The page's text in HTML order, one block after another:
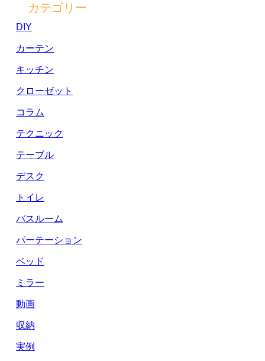
カテゴリー
DIY
カーテン
キッチン
クローゼット
コラム
テクニック
テーブル
デスク
トイレ
バスルーム
パーテーション
ベッド
ミラー
動画
収納
実例